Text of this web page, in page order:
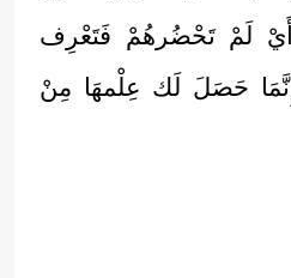
لَمْ تَحْضُرهُمْ فَتَعْرِف
حَصَلَ لَك عِلْمهَا مِنْ